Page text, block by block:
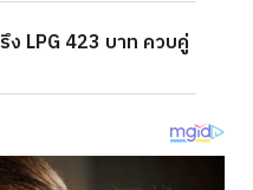
LPG 423 บาท ควบคู่